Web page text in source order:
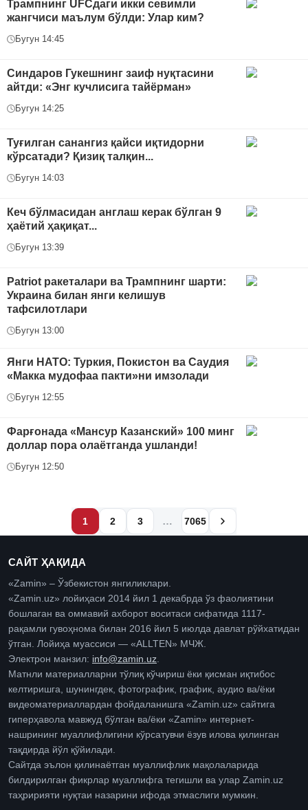
Трампнинг UFCдаги икки севимли
жангчиси маълум бўлди: Улар ким?
Бугун 14:45
Синдаров Гукешнинг заиф нуқтасини
айтди: «Энг кучлисига тайёрман»
Бугун 14:25
Туғилган санангиз қайси иқтидорни
кўрсатади? Қизиқ талқин...
Бугун 14:03
Кеч бўлмасидан англаш керак бўлган 9
ҳаётий ҳақиқат...
Бугун 13:39
Patriot ракеталари ва Трампнинг шарти:
Украина билан янги келишув
тафсилотлари
Бугун 13:00
Янги НАТО: Туркия, Покистон ва Саудия
«Макка мудофаа пакти»ни имзолади
Бугун 12:55
Фарғонада «Мансур Казанский» 100 минг
доллар пора олаётганда ушланди!
Бугун 12:50
1 2 3 … 7065
САЙТ ҲАҚИДА
«Zamin» – Ўзбекистон янгиликлари.
«Zamin.uz» лойиҳаси 2014 йил 1 декабрда ўз фаолиятини
бошлаган ва оммавий ахборот воситаси сифатида 1117-
рақамли гувоҳнома билан 2016 йил 5 июлда давлат рўйхатидан
ўтган. Лойиҳа муассиси — «ALLTEN» МЧЖ.
Электрон манзил: info@zamin.uz.
Матнли материалларни тўлиқ кўчириш ёки қисман иқтибос
келтиришга, шунингдек, фотографик, график, аудио ва/ёки
видеоматериаллардан фойдаланишга «Zamin.uz» сайтига
гиперҳавола мавжуд бўлган ва/ёки «Zamin» интернет-
нашрининг муаллифлигини кўрсатувчи ёзув илова қилинган
тақдирда йўл қўйилади.
Сайтда эълон қилинаётган муаллифлик мақолаларида
билдирилган фикрлар муаллифга тегишли ва улар Zamin.uz
таҳририяти нуқтаи назарини ифода этмаслиги мумкин.